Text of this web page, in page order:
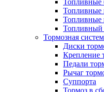
Топливные
Топливные
Топливный
Тормозная
Диски
Крепление
Педали
Рычаг
Суппорта
Тормоз в